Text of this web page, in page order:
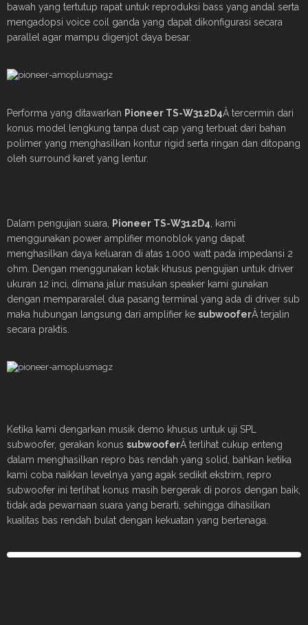
bawah yang tertutup rapat untuk reproduksi bass yang andal serta
mengadopsi voice coil ganda yang dapat dikonfigurasi secara
parallel agar mampu digenjot daya besar.
Performa yang ditawarkan Pioneer TS-W312D4Â tercermin dari
konus model lengkung tanpa dust cap yang terbuat dari bahan
polimer yang menghasilkan kontur rigid serta ringan dan ditopang
oleh surround karet yang lentur.
Dalam pengujian suara, Pioneer TS-W312D4 , kami
menggunakan power amplifier monoblok yang dapat
menghasilkan daya keluaran di atas 1.000 watt pada impedansi 2
ohm. Dengan menggunakan kotak khusus pengujian untuk driver
ukuran 12 inci, dimana jalur masukan speaker kami gunakan
dengan mempararalel dua pasang terminal yang ada di driver sub
maka hubungan langsung dari amplifier ke subwooferÂ terjalin
secara praktis.
Ketika kami dengarkan musik demo khusus untuk uji SPL
subwoofer, gerakan konus subwooferÂ terlihat cukup enteng
dalam menghasilkan repro bas rendah yang solid, bahkan ketika
kami coba naikkan levelnya yang agak sedikit ekstrim, repro
subwoofer ini terlihat konus masih bergerak di poros dengan baik,
tidak ada pewarnaan suara yang berarti, sehingga dihasilkan
kualitas bas rendah bulat dengan kekuatan yang bertenaga.